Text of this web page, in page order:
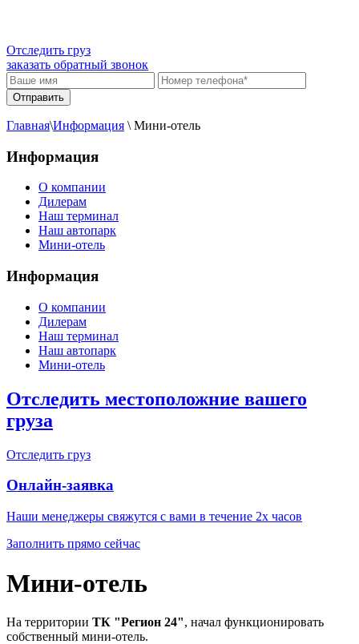
Отследить груз
заказать обратный звонок
Главная\Информация \ Мини-отель
Информация
О компании
Дилерам
Наш терминал
Наш автопарк
Мини-отель
Информация
О компании
Дилерам
Наш терминал
Наш автопарк
Мини-отель
Отследить местоположние вашего
груза
Отследить груз
Онлайн-заявка
Наши менеджеры свяжутся с вами в течение 2х часов
Заполнить прямо сейчас
Мини-отель
На территории ТК "Регион 24", начал функционировать
собственный мини-отель.